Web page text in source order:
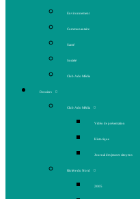
Environnement
Communautaire
Santé
Société
Club Ado Média
Dossiers
Club Ado Média
Vidéo de présentation
Historique
Journal des jeunes citoyens
Rivière du Nord
2005